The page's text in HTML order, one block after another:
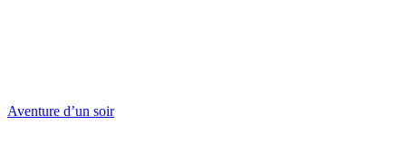
Aventure d’un soir